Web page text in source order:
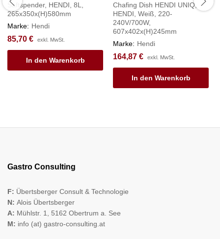
Saftspender, HENDI, 8L,
265x350x(H)580mm
Marke: Hendi
85,70 € exkl. MwSt.
In den Warenkorb
Chafing Dish HENDI UNIQ,
HENDI, Weiß, 220-
240V/700W,
607x402x(H)245mm
Marke: Hendi
164,87 € exkl. MwSt.
In den Warenkorb
Gastro Consulting
F: Übertsberger Consult & Technologie
N: Alois Übertsberger
A: Mühlstr. 1, 5162 Obertrum a. See
M: info (at) gastro-consulting.at